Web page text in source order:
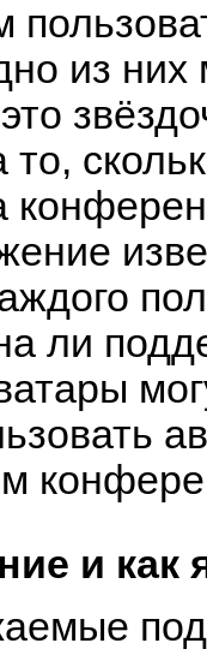
из них
ли
и как